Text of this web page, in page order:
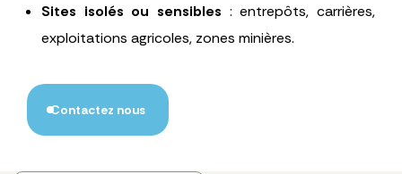
Sites isolés ou sensibles : entrepôts, carrières,
exploitations agricoles, zones minières.
Contactez nous